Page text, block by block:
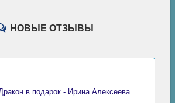
НОВЫЕ ОТЗЫВЫ
в подарок - Ирина Алексеева